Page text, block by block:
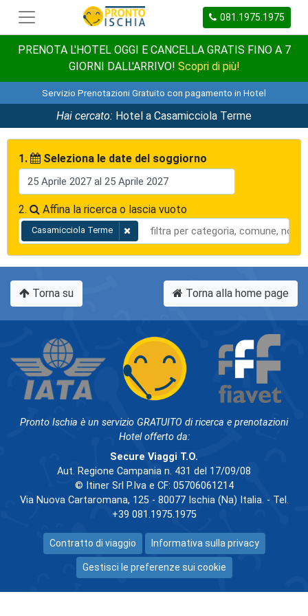
081.1975.1975
PRENOTA L'HOTEL OGGI E CANCELLA GRATIS FINO A 7
GIORNI DALL'ARRIVO! Scopri di più!
Servizio Prenotazioni Gratuito con pagamento in Hotel
Hai cercato: Hotel a Casamicciola Terme
1. Seleziona le date del soggiorno
2. Affina la ricerca o lascia vuoto
Casamicciola Terme
Torna su Torna alla home page
Pronto Ischia è un servizio GRATUITO di ricerca e prenotazioni
Hotel offerto da:
Secure Viaggi T.O.
Aut. Regione Campania n. 431 del 17/09/08
© Itiner Srl P.Iva e CF: 05706061214
Via Nuova Cartaromana, 125 - 80077 Ischia (Na) Italia. - Tel.
+39 081.1975.1975
Contratto di viaggio Informativa sulla privacy
Gestisci le preferenze sui cookie